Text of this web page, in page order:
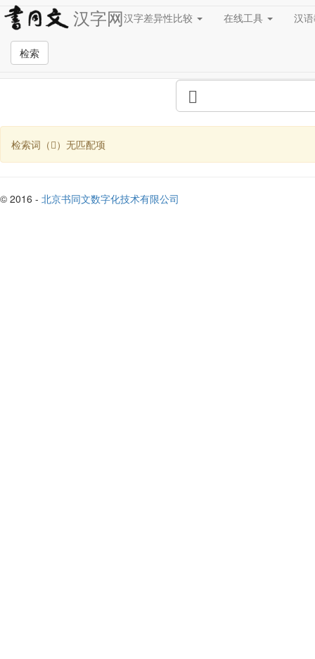
汉字网汉字差异性比较 在线工具 汉
检索
全站检索页面
检索词（𧮒）无匹配项
© 2016 - 北京书同文数字化技术有限公司